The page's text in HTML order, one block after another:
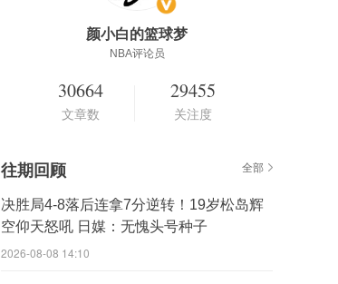
颜小白的篮球梦
NBA评论员
30664
文章数
29455
关注度
往期回顾 全部
决胜局4-8落后连拿7分逆转！19岁松岛辉
空仰天怒吼 日媒：无愧头号种子
2026-08-08 14:10